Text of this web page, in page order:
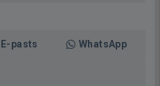
E-pasts WhatsApp